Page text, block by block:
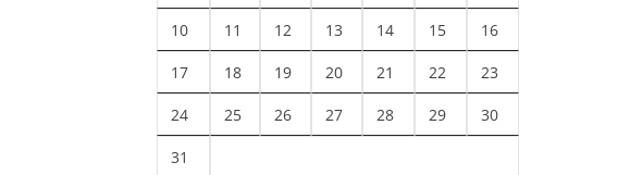
10 11 12 13 14 15 16
17 18 19 20 21 22 23
24 25 26 27 28 29 30
31